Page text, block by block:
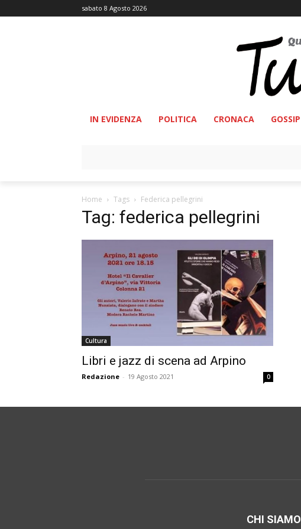
sabato 8 Agosto 2026
IN EVIDENZA POLITICA CRONACA GOSSIP
Home Tags Federica pellegrini
Tag: federica pellegrini
Cultura
Libri e jazz di scena ad Arpino
Redazione - 19 Agosto 2021 0
CHI SIAMO